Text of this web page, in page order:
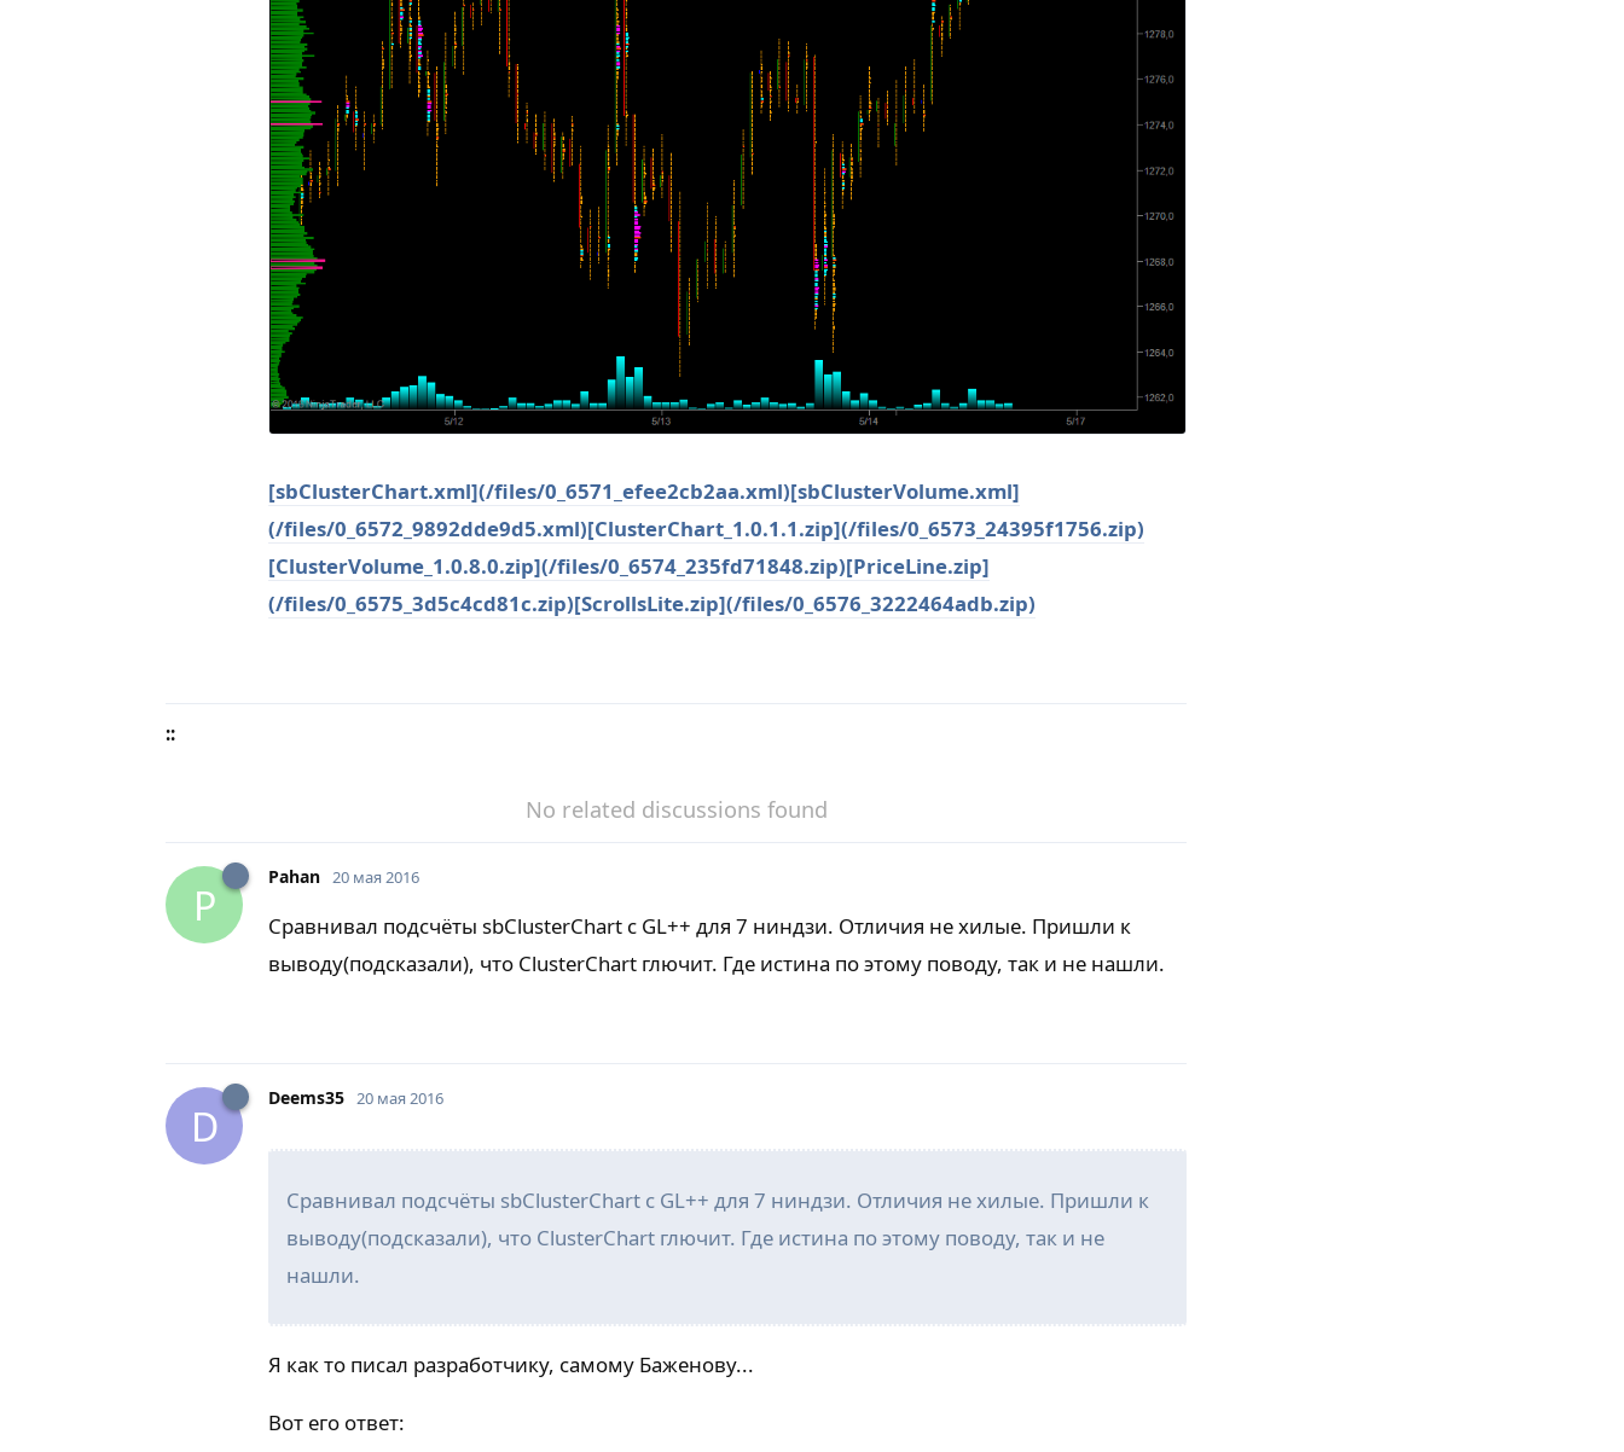
[sbClusterChart.xml](/files/0_6571_efee2cb2aa.xml)[sbClusterVolume.xml]
(/files/0_6572_9892dde9d5.xml)[ClusterChart_1.0.1.1.zip](/files/0_6573_24395f1756.zip)
[ClusterVolume_1.0.8.0.zip](/files/0_6574_235fd71848.zip)[PriceLine.zip]
(/files/0_6575_3d5c4cd81c.zip)[ScrollsLite.zip](/files/0_6576_3222464adb.zip)
::
No related discussions found
P
Pahan 20 мая 2016
Сравнивал подсчёты sbClusterChart с GL++ для 7 ниндзи. Отличия не хилые. Пришли к
выводу(подсказали), что ClusterChart глючит. Где истина по этому поводу, так и не нашли.
D
Deems35 20 мая 2016
Сравнивал подсчёты sbClusterChart с GL++ для 7 ниндзи. Отличия не хилые. Пришли к
выводу(подсказали), что ClusterChart глючит. Где истина по этому поводу, так и не
нашли.
Я как то писал разработчику, самому Баженову...
Вот его ответ: